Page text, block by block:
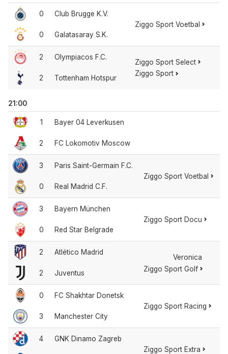
0
0
Club Brugge K.V.
Galatasaray S.K.
Ziggo Sport Voetbal
2
2
Olympiacos F.C.
Tottenham Hotspur
Ziggo Sport Select
Ziggo Sport
21:00
1
2
Bayer 04 Leverkusen
FC Lokomotiv Moscow
3
0
Paris Saint-Germain F.C.
Real Madrid C.F.
Ziggo Sport Voetbal
3
0
Bayern München
Red Star Belgrade
Ziggo Sport Docu
2
2
Atlético Madrid
Juventus
Veronica
Ziggo Sport Golf
0
3
FC Shakhtar Donetsk
Manchester City
Ziggo Sport Racing
4 GNK Dinamo Zagreb
Ziggo Sport Extra